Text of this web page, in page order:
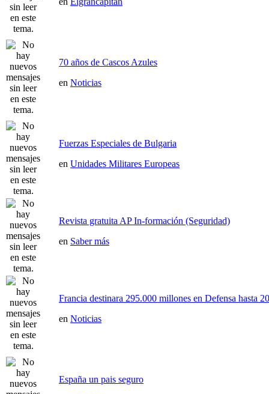
70 años de Cascos Azules
en Noticias
Fuerzas Especiales de Bulgaria
en Unidades Militares Europeas
Revista gratuita AP In-formación (Seguridad)
en Saber más
Francia destinara 295.000 millones en Defensa hasta
en Noticias
España un pais seguro